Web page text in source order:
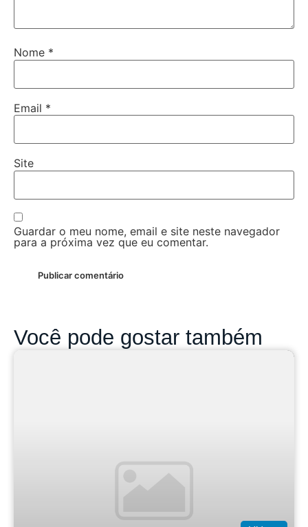
Nome *
Email *
Site
Guardar o meu nome, email e site neste navegador
para a próxima vez que eu comentar.
Você pode gostar também